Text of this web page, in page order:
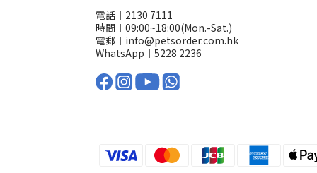
電話︱2130 7111
時間︱09:00~18:00(Mon.-Sat.)
電郵︱info@petsorder.com.hk
WhatsApp︱ 5228 2236